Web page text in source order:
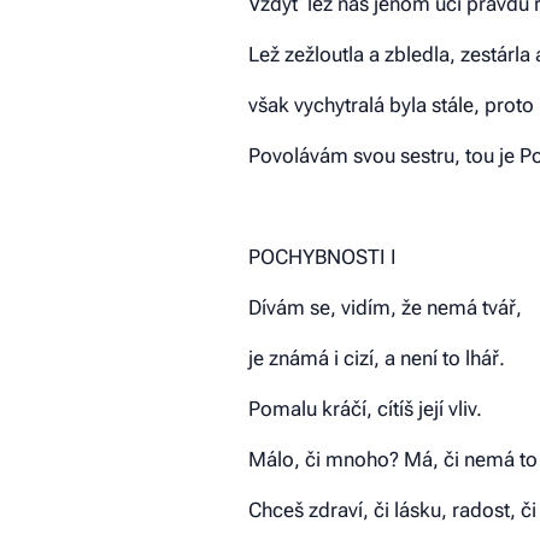
Lež zežloutla a zbledla, zestárla
však vychytralá byla stále, proto
Povolávám svou sestru, tou je
POCHYBNOSTI I
Dívám se, vidím, že nemá tvář,
je známá i cizí, a není to lhář.
Pomalu kráčí, cítíš její vliv.
Málo, či mnoho? Má, či nemá
Chceš zdraví, či lásku, radost,